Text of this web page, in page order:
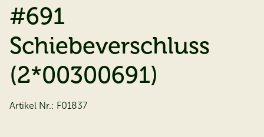
#691
Schiebeverschluss
(2*00300691)
Artikel Nr.: F01837